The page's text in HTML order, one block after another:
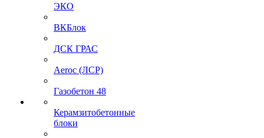
ЭКО
ВКБлок
ДСК ГРАС
Aeroc (ЛСР)
Газобетон 48
Керамзитобетонные
блоки